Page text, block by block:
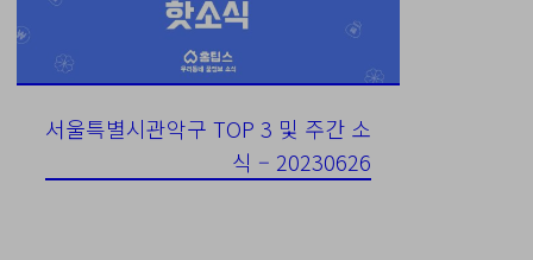
서울특별시관악구 TOP 3 및 주간 소
식 – 20230626